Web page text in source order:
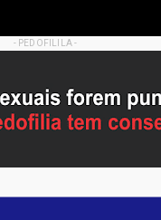
- PEDOFILILA -